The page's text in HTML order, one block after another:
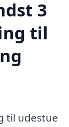
3
til
til udestue